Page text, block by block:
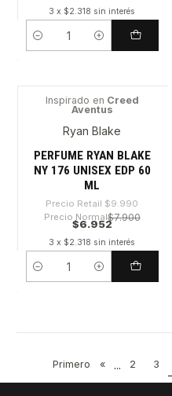
3 x $2.318 sin interés
Cantidad
Inspirado en Creed
Aventus
Ryan Blake
PERFUME RYAN BLAKE
NY 176 UNISEX EDP 60
ML
Precio Retail $9.990
Precio Normal$7.900
$6.952
3 x $2.318 sin interés
Cantidad
Primero « ... 2 3